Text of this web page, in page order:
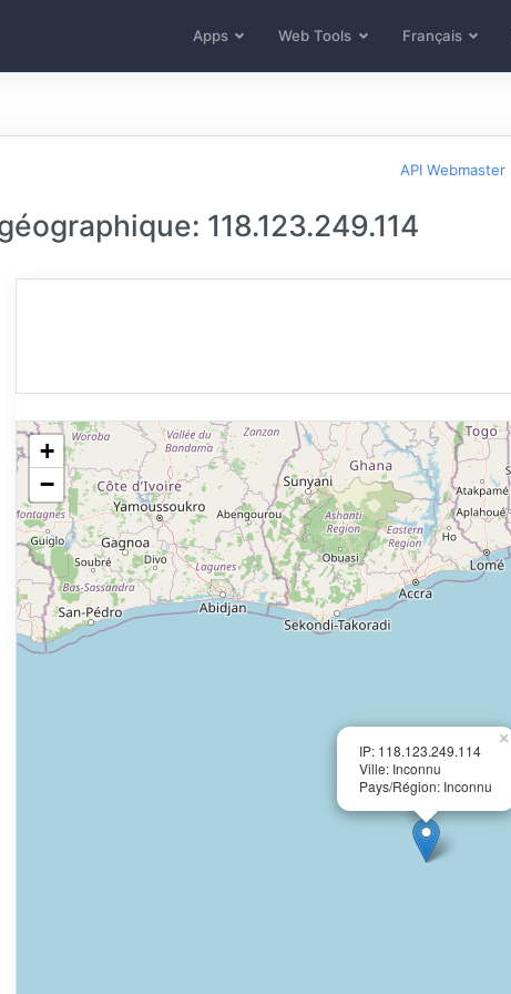
Apps Web Tools Français
API Webmaster
118.123.249.114
IP: 118.123.249.114
Ville: Inconnu
Pays/Région: Inconnu
×
+
−